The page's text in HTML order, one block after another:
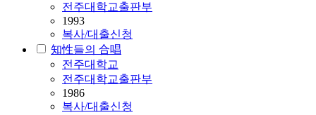
전주대학교출판부
1993
복사/대출신청
知性들의 合唱
전주대학교
전주대학교출판부
1986
복사/대출신청